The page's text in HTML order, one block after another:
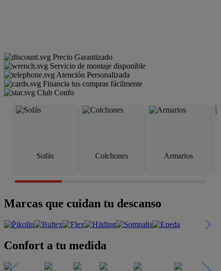
Precio Garantizado
Servicio de montaje disponible
Atención Personalizada
Financia tus compras fácilmente
Club Confo
Sofás Colchones Armarios
Marcas que cuidan tu descanso
Confort a tu medida